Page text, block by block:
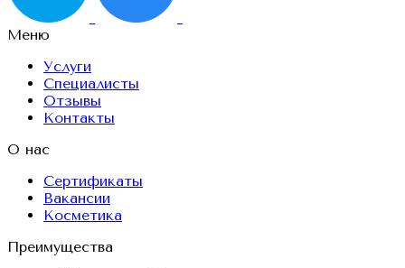
Меню
Услуги
Специалисты
Отзывы
Контакты
О нас
Сертификаты
Вакансии
Косметика
Преимущества